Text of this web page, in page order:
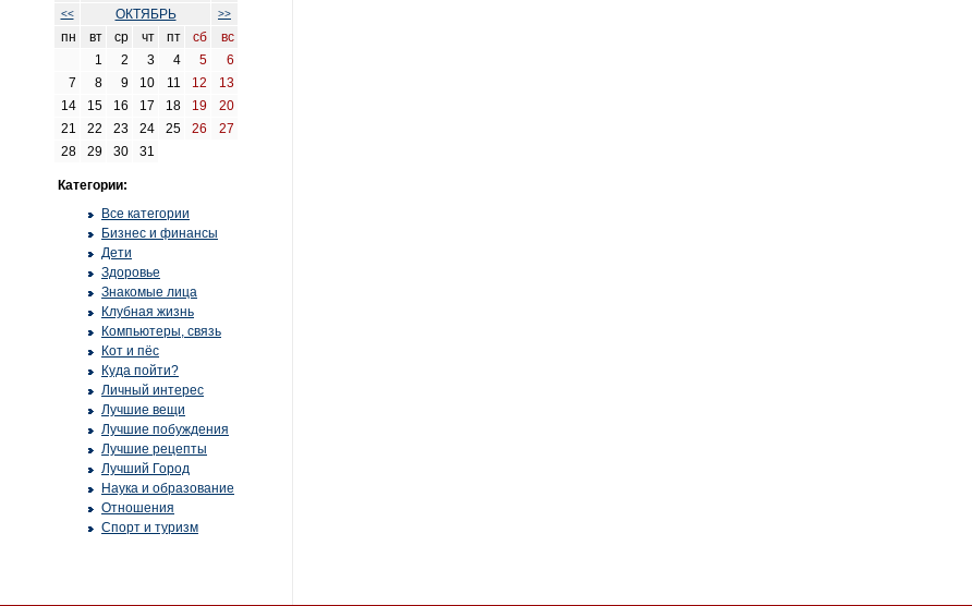
<<
ОКТЯБРЬ >>
пн вт ср чт пт сб
вс
1
2 3 4 5
6
7
8 9 10 11 12
13
14
15 16 17 18 19
20
21
22 23 24 25 26
27
28
29 30 31
Категории:
Все категории
Бизнес и финансы
Дети
Здоровье
Знакомые лица
Клубная жизнь
Компьютеры, связь
Кот и пёс
Куда пойти?
Личный интерес
Лучшие вещи
Лучшие побуждения
Лучшие рецепты
Лучший Город
Наука и образование
Отношения
Спорт и туризм